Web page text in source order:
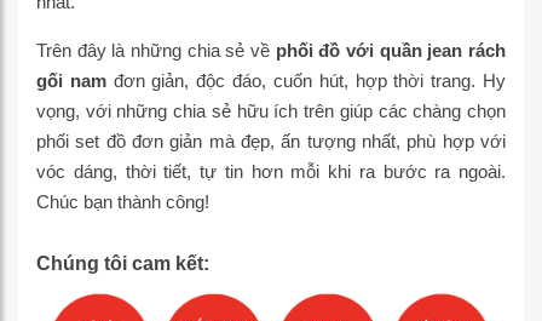
Trên đây là những chia sẻ về phối đồ với quần jean rách
gối namđơn giản, độc đáo, cuốn hút, hợp thời trang. Hy
vọng, với những chia sẻ hữu ích trên giúp các chàng chọn
phối set đồ đơn giản mà đẹp, ấn tượng nhất, phù hợp với
vóc dáng, thời tiết, tự tin hơn mỗi khi ra bước ra ngoài.
Chúc bạn thành công!
Chúng tôi cam kết: